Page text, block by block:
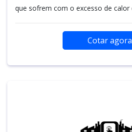
que sofrem com o excesso de calor
Cotar agora